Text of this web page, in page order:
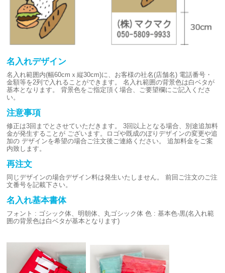
名入れデザイン
名入れ範囲内(幅60cmｘ縦30cm)に、お客様の社名(店舗名) 電話番号・
金額等を2列で入れることができます。
名入れ範囲の背景色は白ベタが
基本となります。
背景色をご指定頂く場合、ご要望欄にご記入くださ
い。
注意事項
修正は3回までとさせていただきます。
3回以上となる場合、別途追加料
金が発生することが ございます。ロゴや既成のぼりデザインの変更や追
加の デザインを希望の場合ご注文後ご連絡ください。
追加料金をご案
内致します。
再注文
同じデザインの場合デザイン料は発生いたしません。
前回ご注文のご注
文番号を記載下さい。
名入れ基本書体
フォント : ゴシック体、明朝体、丸ゴシック体 色 : 基本色-黒(名入れ範
囲の背景色は白ベタが基本となります)